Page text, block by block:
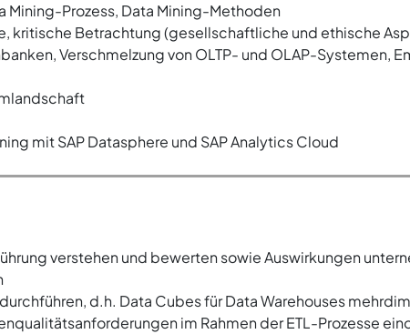
Mining-Prozess, Data Mining-Methoden
kritische Betrachtung (gesellschaftliche und ethische
Verschmelzung von OLTP- und OLAP-Systemen,
mit SAP Datasphere und SAP Analytics Cloud
verstehen und bewerten sowie Auswirkungen
d.h. Data Cubes für Data Warehouses
im Rahmen der ETL-Prozesse